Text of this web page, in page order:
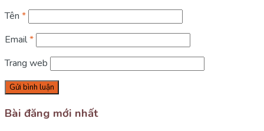
Tên *
Email*
Trang web
Bài đăng mới nhất